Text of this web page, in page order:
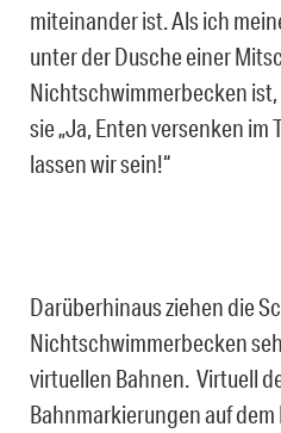
miteinander ist. Als ich
unter der Dusche einer
Nichtschwimmerbecken
sie „Ja, Enten versenken im
lassen wir sein!“
Darüberhinaus ziehen die
Nichtschwimmerbecken
virtuellen Bahnen. Virtuell
Bahnmarkierungen auf